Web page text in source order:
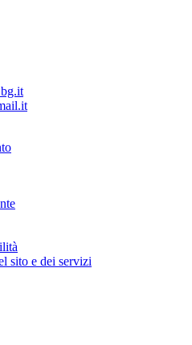
sito e dei servizi